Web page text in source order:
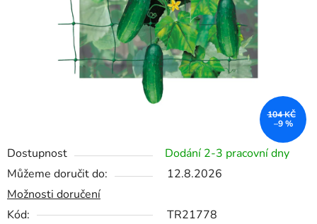
Dostupnost
Dodání 2-3 pracovní dny
Můžeme doručit do:
12.8.2026
Možnosti doručení
Kód:
TR21778
104 KČ
–9 %